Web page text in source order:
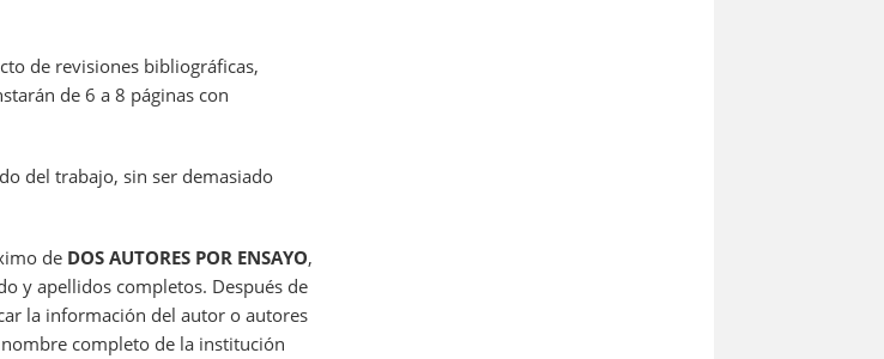
de revisiones bibliográficas,
de 6 a 8 páginas con
del trabajo, sin ser demasiado
de DOS AUTORES POR ENSAYO,
y apellidos completos. Después de
la información del autor o autores
completo de la institución